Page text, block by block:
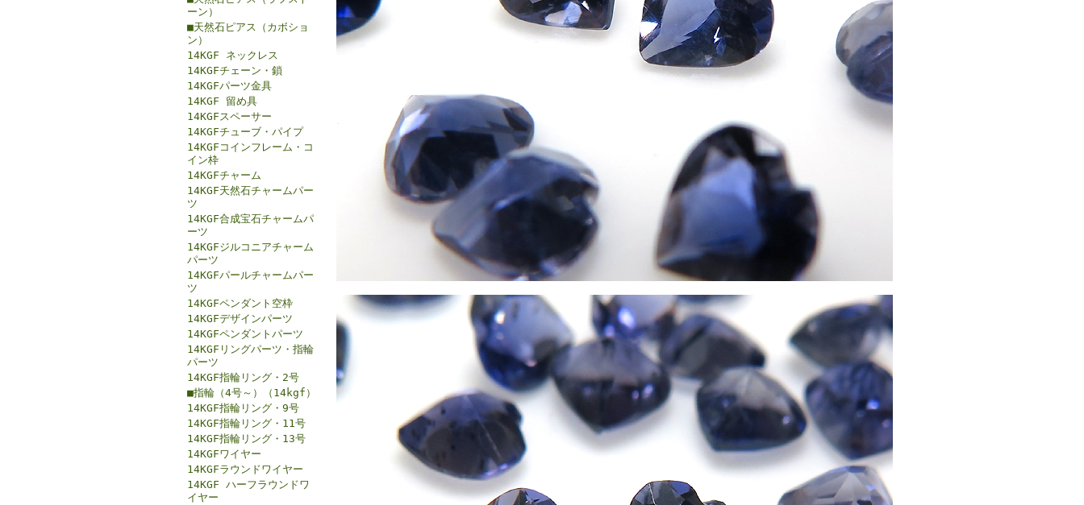
ーン）
■天然石ピアス（カボショ
ン）
14KGF ネックレス
14KGFチェーン・鎖
14KGFパーツ金具
14KGF 留め具
14KGFスペーサー
14KGFチューブ・パイプ
14KGFコインフレーム・コ
イン枠
14KGFチャーム
14KGF天然石チャームパー
ツ
14KGF合成宝石チャームパ
ーツ
14KGFジルコニアチャーム
パーツ
14KGFパールチャームパー
ツ
14KGFペンダント空枠
14KGFデザインパーツ
14KGFペンダントパーツ
14KGFリングパーツ・指輪
パーツ
14KGF指輪リング・2号
■指輪（4号～）（14kgf）
14KGF指輪リング・9号
14KGF指輪リング・11号
14KGF指輪リング・13号
14KGFワイヤー
14KGFラウンドワイヤー
14KGF ハーフラウンドワ
イヤー